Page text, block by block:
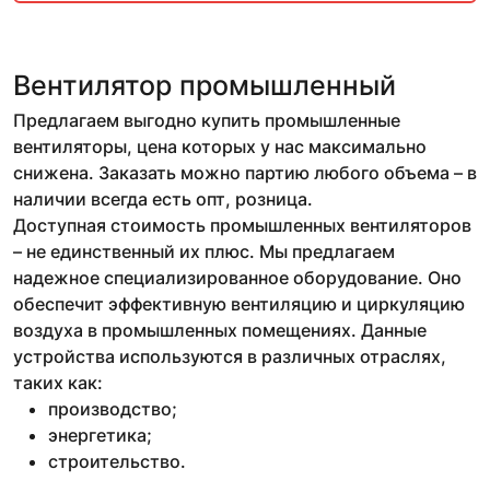
Вентилятор промышленный
Предлагаем выгодно купить промышленные
вентиляторы, цена которых у нас максимально
снижена. Заказать можно партию любого объема – в
наличии всегда есть опт, розница.
Доступная стоимость промышленных вентиляторов
– не единственный их плюс. Мы предлагаем
надежное специализированное оборудование. Оно
обеспечит эффективную вентиляцию и циркуляцию
воздуха в промышленных помещениях. Данные
устройства используются в различных отраслях,
таких как:
производство;
энергетика;
строительство.